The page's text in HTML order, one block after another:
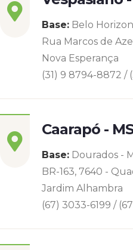
Base: Belo
Rua Marcos de
Nova Esperança
(31) 9 8794-8872 /
Caarapó -
Base: Dourados -
BR-163, 7640 -
Jardim Alhambra
(67) 3033-6199 /